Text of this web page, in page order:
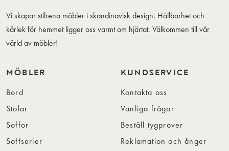
Vi skapar stilrena möbler i skandinavisk design. Hållbarhet och
kärlek för hemmet ligger oss varmt om hjärtat. Välkommen till vår
värld av möbler!
MÖBLER
Bord
Stolar
Soffor
Soffserier
KUNDSERVICE
Kontakta oss
Vanliga frågor
Beställ tygprover
Reklamation och ånger